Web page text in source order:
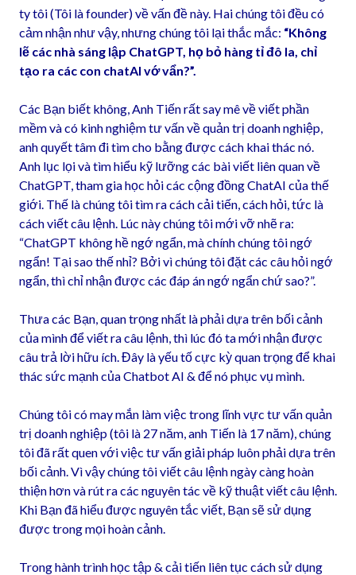
ty tôi (Tôi là founder) về vấn đề này. Hai chúng tôi đều có
cảm nhận như vậy, nhưng chúng tôi lại thắc mắc: “Không
lẽ các nhà sáng lập ChatGPT, họ bỏ hàng tỉ đô la, chỉ
tạo ra các con chatAI vớ vẩn?”.
Các Bạn biết không, Anh Tiến rất say mê về viết phần
mềm và có kinh nghiệm tư vấn về quản trị doanh nghiệp,
anh quyết tâm đi tìm cho bằng được cách khai thác nó.
Anh lục lọi và tìm hiểu kỹ lưỡng các bài viết liên quan về
ChatGPT, tham gia học hỏi các cộng đồng ChatAI của thế
giới. Thế là chúng tôi tìm ra cách cải tiến, cách hỏi, tức là
cách viết câu lệnh. Lúc này chúng tôi mới vỡ nhẽ ra:
“ChatGPT không hề ngớ ngẩn, mà chính chúng tôi ngớ
ngẩn! Tại sao thế nhỉ? Bởi vì chúng tôi đặt các câu hỏi ngớ
ngẩn, thì chỉ nhận được các đáp án ngớ ngẩn chứ sao?”.
Thưa các Bạn, quan trọng nhất là phải dựa trên bối cảnh
của mình để viết ra câu lệnh, thì lúc đó ta mới nhận được
câu trả lời hữu ích. Đây là yếu tố cực kỳ quan trọng để khai
thác sức mạnh của Chatbot AI & để nó phục vụ mình.
Chúng tôi có may mắn làm việc trong lĩnh vực tư vấn quản
trị doanh nghiệp (tôi là 27 năm, anh Tiến là 17 năm), chúng
tôi đã rất quen với việc tư vấn giải pháp luôn phải dựa trên
bối cảnh. Vì vậy chúng tôi viết câu lệnh ngày càng hoàn
thiện hơn và rút ra các nguyên tác về kỹ thuật viết câu lệnh.
Khi Bạn đã hiểu được nguyên tắc viết, Bạn sẽ sử dụng
được trong mọi hoàn cảnh.
Trong hành trình học tập & cải tiến liên tục cách sử dụng